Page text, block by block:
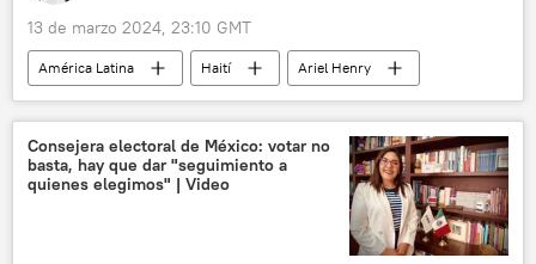
13 de marzo 2024, 23:10 GMT
América Latina Haití
Ariel Henry
Caricom
política
François Duvalier
EEUU
seguridad
Jean-Claude Duvalier
Baby Doc
Consejera electoral de México: votar no
basta, hay que dar "seguimiento a
quienes elegimos" | Video